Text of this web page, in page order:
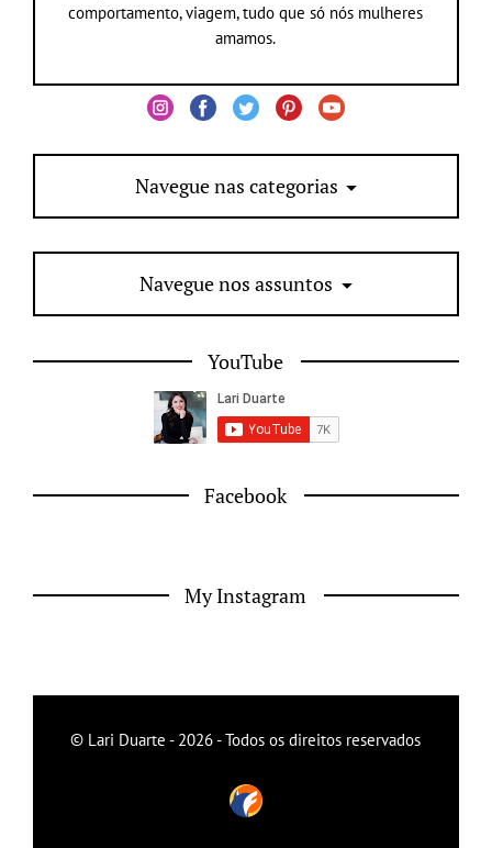
comportamento, viagem, tudo que só nós mulheres
amamos.
Navegue nas categorias
Navegue nos assuntos
YouTube
Facebook
My Instagram
© Lari Duarte - 2026 - Todos os direitos reservados